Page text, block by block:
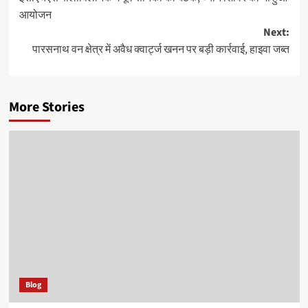
आयोजन
Next:
पारसनाथ वन क्षेत्र में अवैध क्वार्ट्ज खनन पर बड़ी कार्रवाई, हाइवा जब्त
More Stories
Blog